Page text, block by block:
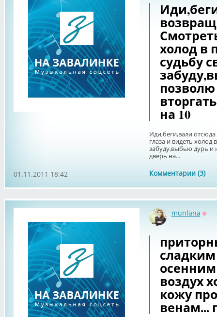
холод в
судьбу
на 10
Иди,беги,вали
глаза и видеть
забуду,выбью дурь и
дверь на...
Комментарии (3)
01.11.2011 18:42
munlana
осенним
воздух
кожу
венам...